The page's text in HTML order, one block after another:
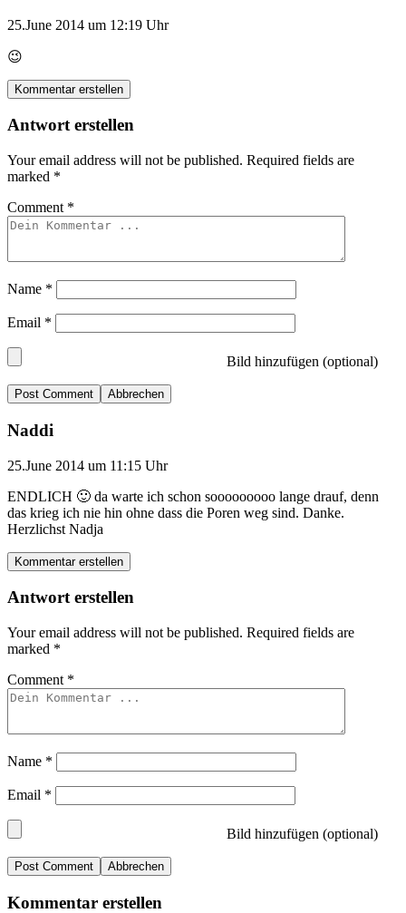
25.June 2014 um 12:19 Uhr
😉
Kommentar erstellen
Antwort erstellen
Your email address will not be published. Required fields are
marked *
Comment *
Name *
Email *
Bild hinzufügen (optional)
Abbrechen
Naddi
25.June 2014 um 11:15 Uhr
ENDLICH 🙂 da warte ich schon sooooooooo lange drauf, denn
das krieg ich nie hin ohne dass die Poren weg sind. Danke.
Herzlichst Nadja
Kommentar erstellen
Antwort erstellen
Your email address will not be published. Required fields are
marked *
Comment *
Name *
Email *
Bild hinzufügen (optional)
Abbrechen
Kommentar erstellen